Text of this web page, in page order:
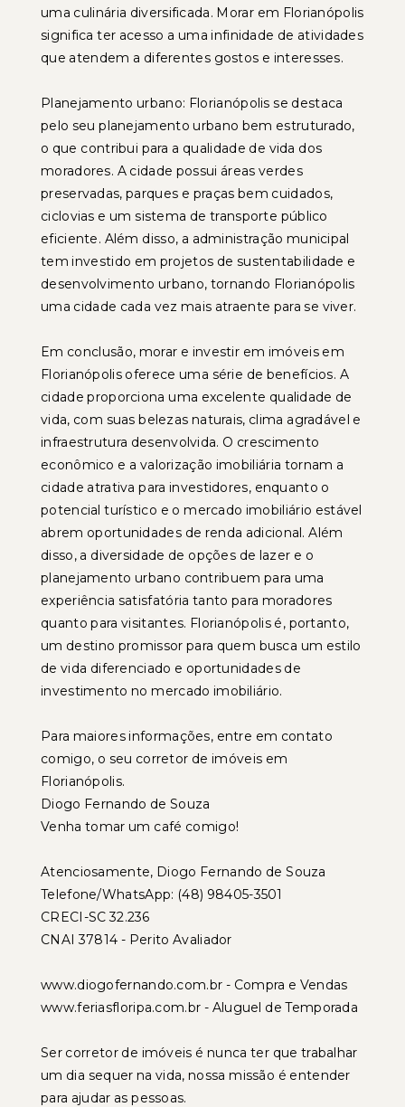
uma culinária diversificada. Morar em Florianópolis
significa ter acesso a uma infinidade de atividades
que atendem a diferentes gostos e interesses.
Planejamento urbano: Florianópolis se destaca
pelo seu planejamento urbano bem estruturado,
o que contribui para a qualidade de vida dos
moradores. A cidade possui áreas verdes
preservadas, parques e praças bem cuidados,
ciclovias e um sistema de transporte público
eficiente. Além disso, a administração municipal
tem investido em projetos de sustentabilidade e
desenvolvimento urbano, tornando Florianópolis
uma cidade cada vez mais atraente para se viver.
Em conclusão, morar e investir em imóveis em
Florianópolis oferece uma série de benefícios. A
cidade proporciona uma excelente qualidade de
vida, com suas belezas naturais, clima agradável e
infraestrutura desenvolvida. O crescimento
econômico e a valorização imobiliária tornam a
cidade atrativa para investidores, enquanto o
potencial turístico e o mercado imobiliário estável
abrem oportunidades de renda adicional. Além
disso, a diversidade de opções de lazer e o
planejamento urbano contribuem para uma
experiência satisfatória tanto para moradores
quanto para visitantes. Florianópolis é, portanto,
um destino promissor para quem busca um estilo
de vida diferenciado e oportunidades de
investimento no mercado imobiliário.
Para maiores informações, entre em contato
comigo, o seu corretor de imóveis em
Florianópolis.
Diogo Fernando de Souza
Venha tomar um café comigo!
Atenciosamente, Diogo Fernando de Souza
Telefone/WhatsApp: (48) 98405-3501
CRECI-SC 32.236
CNAI 37814 - Perito Avaliador
www.diogofernando.com.br - Compra e Vendas
www.feriasfloripa.com.br - Aluguel de Temporada
Ser corretor de imóveis é nunca ter que trabalhar
um dia sequer na vida, nossa missão é entender
para ajudar as pessoas.